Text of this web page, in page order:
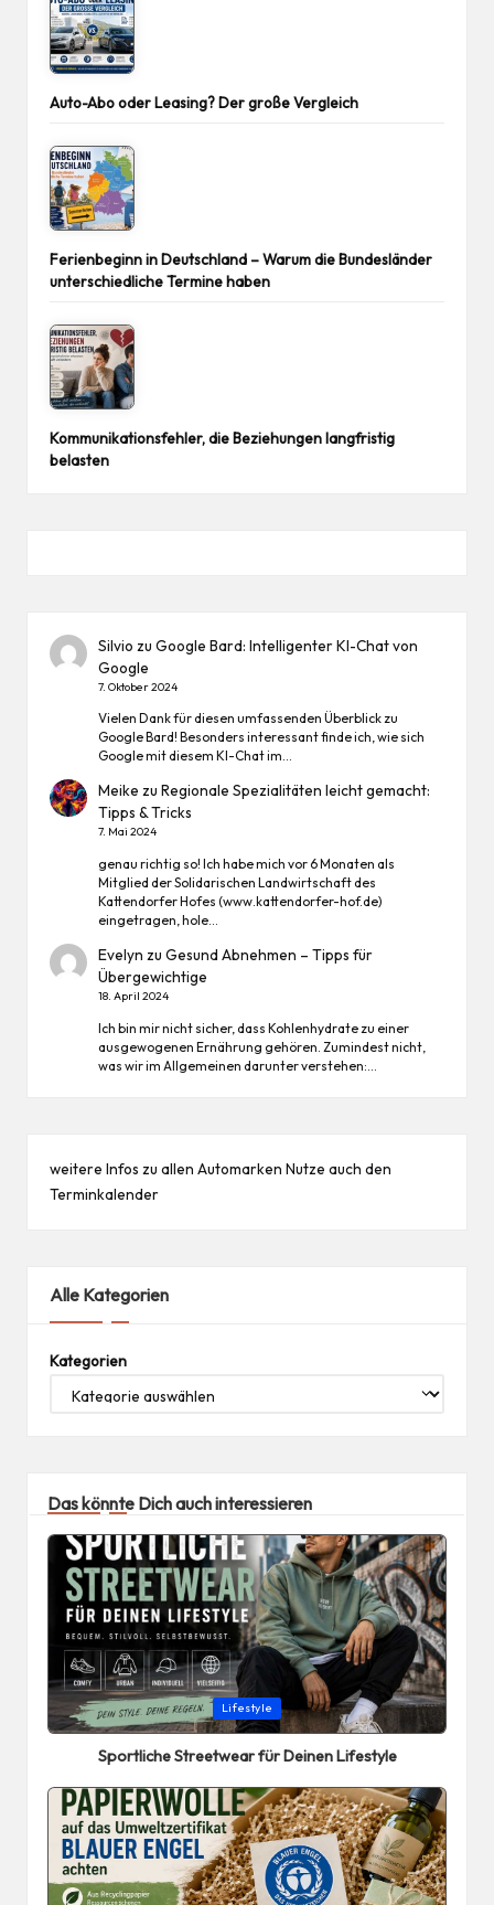
Auto-Abo oder Leasing? Der große Vergleich
Ferienbeginn in Deutschland – Warum die Bundesländer
unterschiedliche Termine haben
Kommunikationsfehler, die Beziehungen langfristig
belasten
Silvio zuGoogle Bard: Intelligenter KI-Chat von
Google
7. Oktober 2024
Vielen Dank für diesen umfassenden Überblick zu
Google Bard! Besonders interessant finde ich, wie sich
Google mit diesem KI-Chat im…
Meike zuRegionale Spezialitäten leicht gemacht:
Tipps & Tricks
7. Mai 2024
genau richtig so! Ich habe mich vor 6 Monaten als
Mitglied der Solidarischen Landwirtschaft des
Kattendorfer Hofes (www.kattendorfer-hof.de)
eingetragen, hole…
Evelyn zuGesund Abnehmen – Tipps für
Übergewichtige
18. April 2024
Ich bin mir nicht sicher, dass Kohlenhydrate zu einer
ausgewogenen Ernährung gehören. Zumindest nicht,
was wir im Allgemeinen darunter verstehen:…
weitere Infos zu allen Automarken Nutze auch den
Terminkalender
Alle Kategorien
Kategorien
Das könnte Dich auch interessieren
Posted
in
Lifestyle
Sportliche Streetwear für Deinen Lifestyle